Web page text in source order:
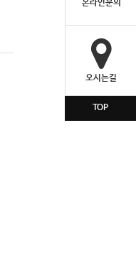
온라인문의
오시는길
TOP